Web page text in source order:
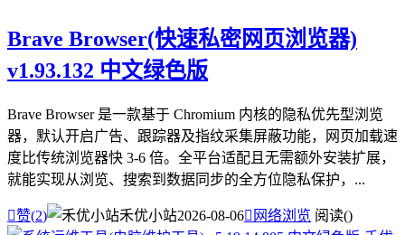
Brave Browser(快速私密网页浏览器)
v1.93.132 中文绿色版
Brave Browser 是一款基于 Chromium 内核的隐私优先型浏览
器，默认开启广告、跟踪器及指纹采集屏蔽功能，网页加载速
度比传统浏览器快 3-6 倍。全平台适配且无需额外安装扩展，
就能实现从浏览、搜索到数据同步的全方位隐私保护，...
赞(2) 禾优小站2026-08-06 网络浏览 阅读()